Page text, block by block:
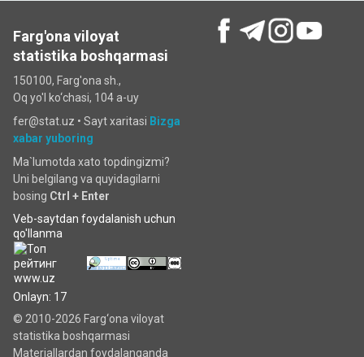
Farg'ona viloyat
statistika boshqarmasi
150100, Farg'ona sh.,
Oq yo'l ko‘chаsi, 104 a-uy
fer@stat.uz • Sayt xaritasi Bizga
xabar yuboring
Ma`lumotda xato topdingizmi?
Uni belgilang va quyidagilarni
bosing Ctrl + Enter
Veb-saytdan foydalanish uchun
qo'llanma
Onlayn: 17
© 2010-2026 Farg‘ona viloyat
statistika boshqarmasi
Materiallardan foydalanganda